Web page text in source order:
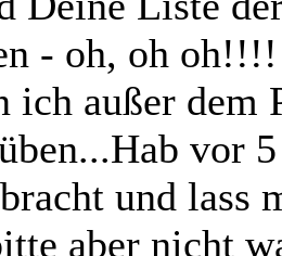
- oh, oh oh!!!!
ich außer dem
vor
und lass
aber nicht